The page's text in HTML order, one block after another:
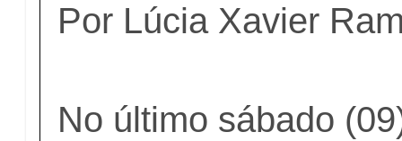
Por Lúcia Xavier
No último sábado